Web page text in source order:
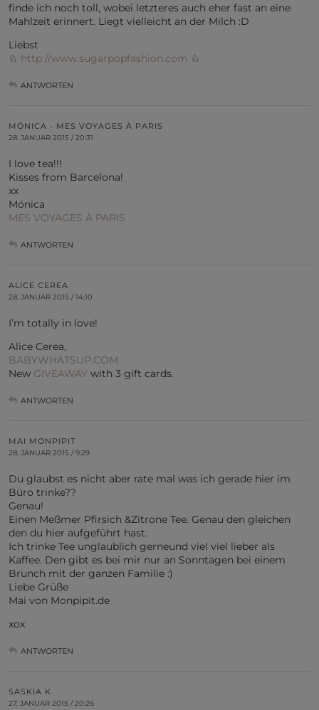
finde ich noch toll, wobei letzteres auch eher fast an eine
Mahlzeit erinnert. Liegt vielleicht an der Milch :D
Liebst
♘ http://www.sugarpopfashion.com ♘
ANTWORTEN
MÓNICA - MES VOYAGES À PARIS
28. JANUAR 2015 / 20:31
I love tea!!!
Kisses from Barcelona!
xx
Mónica
MES VOYAGES À PARIS
ANTWORTEN
ALICE CEREA
28. JANUAR 2015 / 14:10
I’m totally in love!
Alice Cerea,
BABYWHATSUP.COM
New GIVEAWAY with 3 gift cards.
ANTWORTEN
MAI MONPIPIT
28. JANUAR 2015 / 9:29
Du glaubst es nicht aber rate mal was ich gerade hier im
Büro trinke??
Genau!
Einen Meßmer Pfirsich &Zitrone Tee. Genau den gleichen
den du hier aufgeführt hast.
Ich trinke Tee unglaublich gerneund viel viel lieber als
Kaffee. Den gibt es bei mir nur an Sonntagen bei einem
Brunch mit der ganzen Familie :)
Liebe Grüße
Mai von Monpipit.de
xox
ANTWORTEN
SASKIA K
27. JANUAR 2015 / 20:26